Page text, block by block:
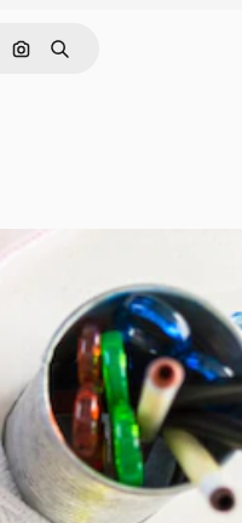
Pesquisar por imagem
Buscar